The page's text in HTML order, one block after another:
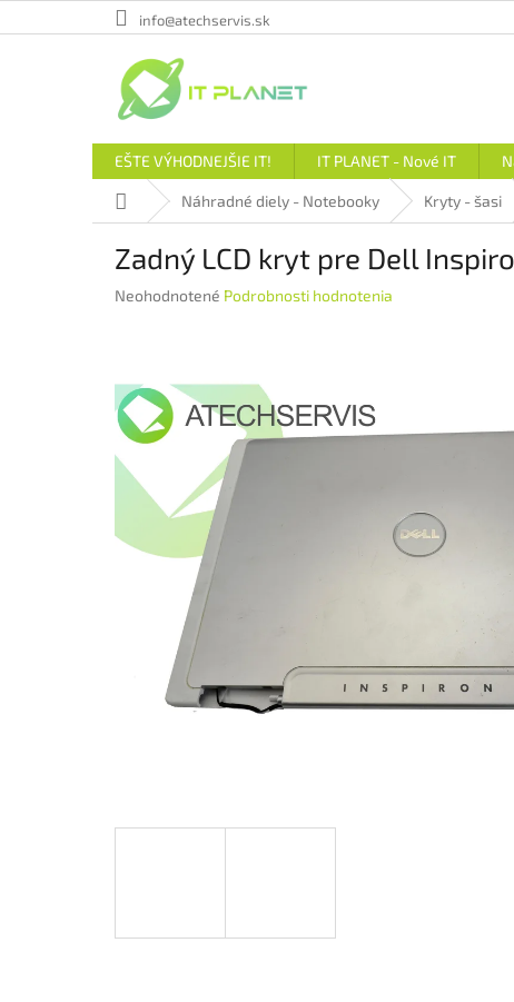
na
info@atechservis.sk
EŠTE VÝHODNEJŠIE IT! IT PLANET - Nové IT
DomovNáhradné diely - Notebooky Kryty - šasi
Zadný LCD kryt pre Dell
Priemerné
0,0
z
5
hviezdičiek.
Neohodnotené Podrobnosti hodnotenia